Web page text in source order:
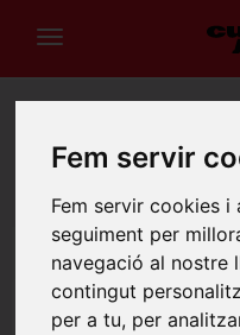
Fem servir
Fem servir cookies
seguiment per
navegació al nostre
contingut
per a tu, per
Portada Dansa